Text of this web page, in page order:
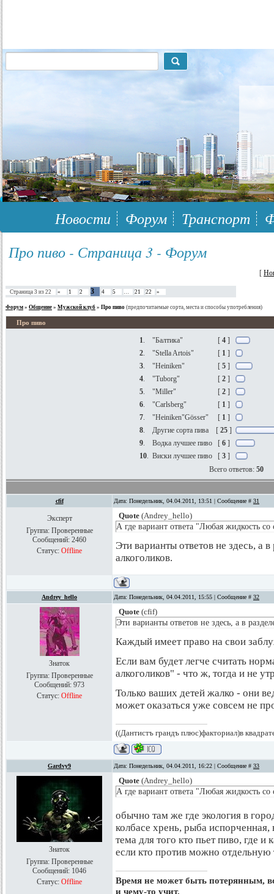
117148, г.Москва, ЮЗАО, муниципальный район Южное Бутово
Новости Форум Транспорт
Про пиво - Страница 3 - Форум
[
Страница 3 из 22 « 1 2 3 4 5 … 21 22 »
Форум » Общение » Мужской клуб » Про пиво (предпочитаемые сорта, места и способы употребления)
Про пиво
1. "Балтика" [ 4 ]
2. "Stella Artois" [ 1 ]
3. "Heiniken" [ 5 ]
4. "Tuborg" [ 2 ]
5. "Miller" [ 2 ]
6. "Carlsberg" [ 1 ]
7. "Heiniken"Gösser" [ 1 ]
8. Другие сорта пива [ 25 ]
9. Водка лучшее пиво [ 6 ]
10. Виски лучшее пиво [ 3 ]
Всего ответов: 50
cfif Дата: Понедельник, 04.04.2011, 13:51 | Сообщение # 31
Эксперт
Группа: Проверенные
Сообщений: 2460
Статус: Offline
Quote (Andrey_hello)
А где вариант ответа "Любая жидкость
Эти варианты ответов не здесь, а
алкоголиков.
Andrey_hello Дата: Понедельник, 04.04.2011, 15:55 | Сообщение # 32
Знаток
Группа: Проверенные
Сообщений: 973
Статус: Offline
Quote (cfif)
Эти варианты ответов не здесь, а в
Каждый имеет право на свои
Если вам будет легче считать
алкоголиков" - что ж, тогда и не
Только ваших детей жалко - они
может оказаться уже совсем не
((Дантистъ грандъ плюс)факториал)в
Gardvy9 Дата: Понедельник, 04.04.2011, 16:22 | Сообщение # 33
Знаток
Группа: Проверенные
Сообщений: 1046
Статус: Offline
Quote (Andrey_hello)
А где вариант ответа "Любая жидкость
обычно там же где экология в
колбасе хрень, рыба испорченная,
тема для того кто пьет пиво, где и
если кто против можно отдельную
Время не может быть потерянным,
и чему-то учит.